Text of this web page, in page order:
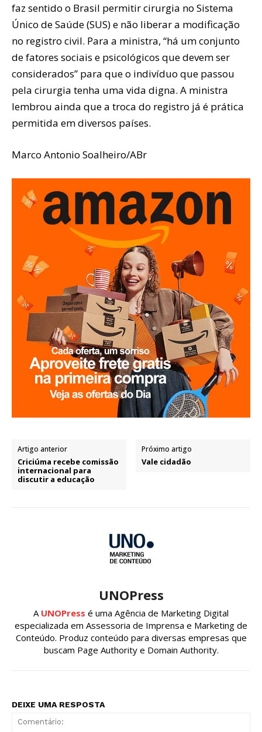
faz sentido o Brasil permitir cirurgia no Sistema
Único de Saúde (SUS) e não liberar a modificação
no registro civil. Para a ministra, “há um conjunto
de fatores sociais e psicológicos que devem ser
considerados” para que o indivíduo que passou
pela cirurgia tenha uma vida digna. A ministra
lembrou ainda que a troca do registro já é prática
permitida em diversos países.
Marco Antonio Soalheiro/ABr
Artigo anterior
Criciúma recebe comissão
internacional para
discutir a educação
Próximo artigo
Vale cidadão
UNOPress
A UNOPress é uma Agência de Marketing Digital
especializada em Assessoria de Imprensa e Marketing de
Conteúdo. Produz conteúdo para diversas empresas que
buscam Page Authority e Domain Authority.
DEIXE UMA RESPOSTA